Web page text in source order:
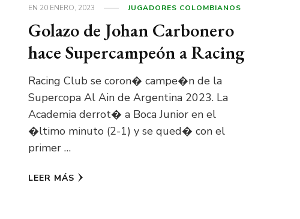
EN 20 ENERO, 2023 JUGADORES COLOMBIANOS
Golazo de Johan Carbonero
hace Supercampeón a Racing
Racing Club se coron� campe�n de la
Supercopa Al Ain de Argentina 2023. La
Academia derrot� a Boca Junior en el
�ltimo minuto (2-1) y se qued� con el
primer …
LEER MÁS